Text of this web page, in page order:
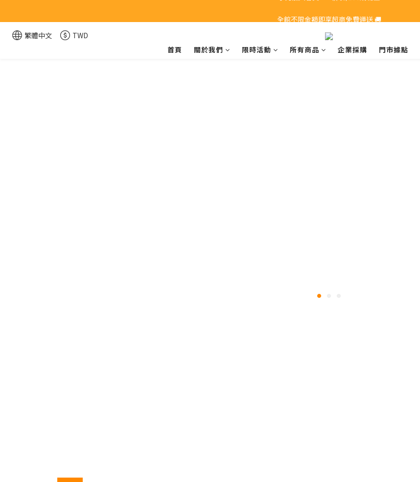
手刀加入會員>>>領取$200購物金
全館不限金額即享超商免費運送 🚚
繁體中文 TWD
首頁
關於我們 限時活動 所有商品 企業採購 門市據點